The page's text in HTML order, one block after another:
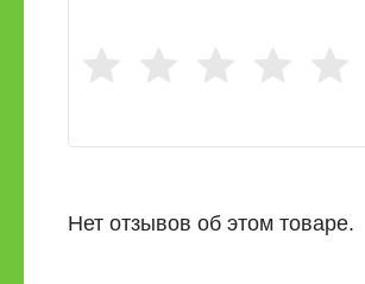
Нет отзывов об этом товаре.